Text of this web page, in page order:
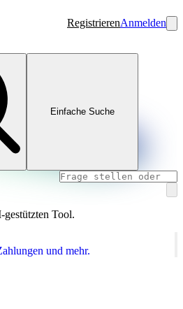
RegistrierenAnmelden
Einfache Suche
Tool.
und mehr.